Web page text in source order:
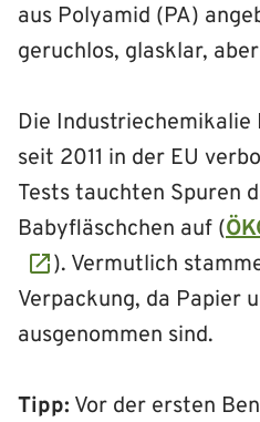
aus Polyamid (PA)
geruchlos, glasklar,
Die Industriechemikalie
seit 2011 in der EU
Tests tauchten Spuren
Babyfläschchen auf (
). Vermutlich
Verpackung, da Papier
ausgenommen sind.
Tipp: Vor der ersten